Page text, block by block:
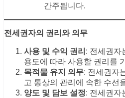
간주됩니다.
전세권자의 권리와 의무
사용 및 수익 권리 : 전세권자
용도에 따라 사용할 권리를
목적물 유지 의무: 전세권자
고 통상의 관리에 속한 수선
양도 및 담보 설정: 전세권자